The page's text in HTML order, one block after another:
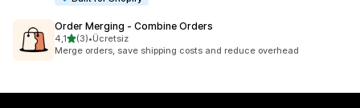
Order Merging ‑ Combine Orders
4,15 yıldız üzerinden
(3)
toplam 3 değerlendirme
•Ücretsiz
Merge orders, save shipping costs and reduce overhead